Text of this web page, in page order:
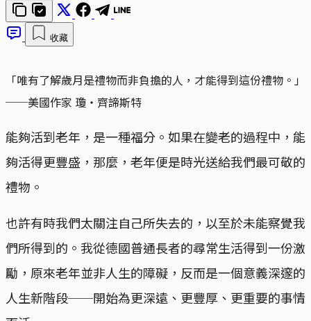
收藏
「唯有了解歲月是禮物而非負擔的人，才能得到這份禮物。」
──美國作家 瓊‧齊諦斯特
能夠活到老年，是一種福分。如果在變老的過程中，能
夠活得更豐盛，那麼，老年便是時光送給我們最可敬的
禮物。
也許有時我們太關注自己所失去的，以至於未能察覺我
們所得到的。我從德國普通長者的尋常生活得到一份激
勵，原來老年並非人生的障礙，反而是一個意義深邃的
人生新階段──開始為更深遠、更豐厚、更重要的事情